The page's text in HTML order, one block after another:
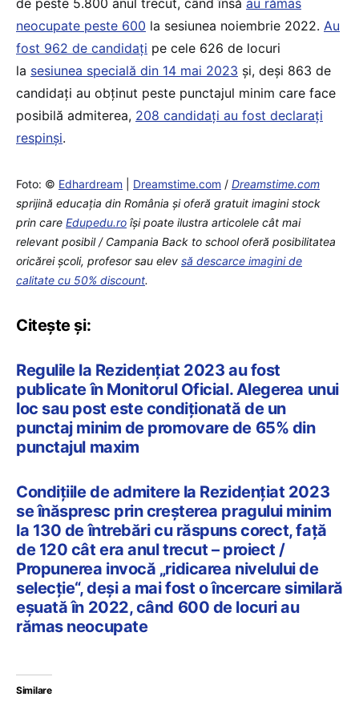
neocupate peste 600 la sesiunea noiembrie 2022. Au
fost 962 de candidaţi pe cele 626 de locuri
la sesiunea specială din 14 mai 2023 și, deși 863 de
candidați au obținut peste punctajul minim care face
posibilă admiterea, 208 candidați au fost declarați
respinși.
Foto: © Edhardream Dreamstime.com / Dreamstime.com
sprijină educaţia din România şi oferă gratuit imagini stock
prin care Edupedu.ro îşi poate ilustra articolele cât mai
relevant posibil / Campania Back to school oferă posibilitatea
oricărei școli, profesor sau elev să descarce imagini de
calitate cu 50% discount.
Citește și:
Regulile la Rezidențiat 2023 au fost
publicate în Monitorul Oficial. Alegerea unui
loc sau post este condiționată de un
punctaj minim de promovare de 65% din
punctajul maxim
Condițiile de admitere la Rezidențiat 2023
se înăspresc prin creșterea pragului minim
la 130 de întrebări cu răspuns corect, față
de 120 cât era anul trecut – proiect /
Propunerea invocă „ridicarea nivelului de
selecție“, deși a mai fost o încercare similară
eșuată în 2022, când 600 de locuri au
rămas neocupate
Similare